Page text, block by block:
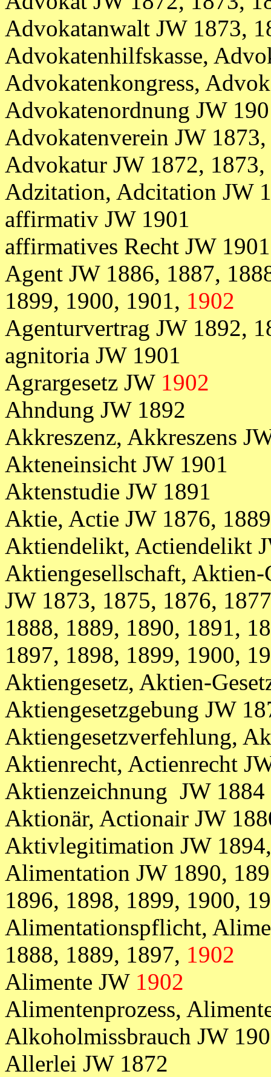
Advokatanwalt JW 1873,
Advokatenhilfskasse,
Advokatenkongress,
Advokatenordnung JW
Advokatenverein JW
Advokatur JW 1872,
Adzitation, Adcitation JW
affirmativ JW 1901
affirmatives Recht JW 1901
Agent JW 1886, 1887,
1899, 1900, 1901, 1902
Agenturvertrag JW 1892,
agnitoria JW 1901
Agrargesetz JW 1902
Ahndung JW 1892
Akkreszenz, Akkreszens
Akteneinsicht JW 1901
Aktenstudie JW 1891
Aktie, Actie JW 1876,
Aktiendelikt, Actiendelikt
Aktiengesellschaft, Aktien-
JW 1873, 1875, 1876,
1888, 1889, 1890, 1891,
1897, 1898, 1899, 1900,
Aktiengesetz, Aktien-
Aktiengesetzgebung JW
Aktiengesetzverfehlung,
Aktienrecht, Actienrecht
Aktienzeichnung JW 1884
Aktionär, Actionair JW
Aktivlegitimation JW
Alimentation JW 1890,
1896, 1898, 1899, 1900,
Alimentationspflicht,
1888, 1889, 1897, 1902
Alimente JW 1902
Alimentenprozess,
Alkoholmissbrauch JW
Allerlei JW 1872